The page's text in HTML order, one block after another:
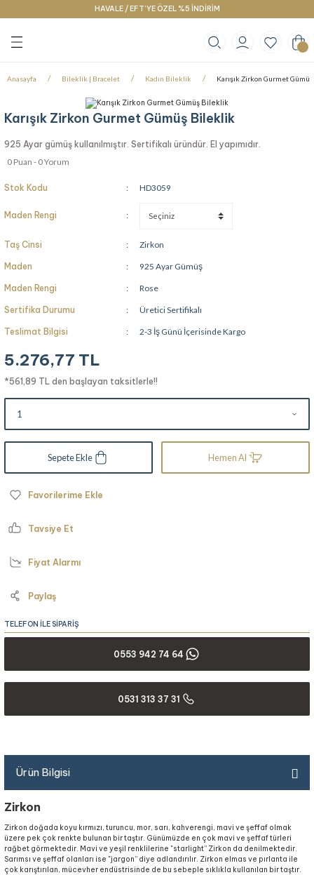
HAVALE / EFT’YE ÖZEL %5 İNDİRİM
Geri Dön
Geri Dön
Geri Dön
Anasayfa Bileklik | Bracelet Kadın Bileklik Karışık Zirkon Gurmet
Karışık Zirkon Gurmet Gümüş Bileklik
925 Ayar gümüş kullanılmıştır. Sertifikalı üründür. El yapımıdır.
0 Puan - 0 Yorum
Stok Kodu HD3059
Maden Rengi
Taş Cinsi Zirkon
Maden 925 Ayar Gümüş
Maden Rengi Rose
Sertifika Durumu Üretici Sertifikalı
Teslimat Bilgisi 2-3 İş Günü İçerisinde Kargo
5.276,77 TL
*561,89 TL den başlayan taksitlerle!!
Sepete Ekle Hemen Al
Tavsiye Et
Fiyat Alarmı
Paylaş
TELEFON İLE SİPARİŞ
0553 942 74 64
0531 313 37 31
Ürün Bilgisi
Zirkon
Zirkon doğada koyu kırmızı, turuncu, mor, sarı, kahverengi, mavi ve şeffaf olmak
üzere pek çok renkte bulunan bir taştır. Günümüzde en çok mavi ve şeffaf türleri
rağbet görmektedir. Mavi ve yeşil renklilerine "starlight” Zirkon da denilmektedir.
Sarımsı ve şeffaf olanları ise "jargon” diye adlandırılır. Zirkon elmas ve pırlanta ile
çok karıştırılan, mücevher endüstrisinde de bu sebeple sıklıkla kullanılan bir taştır.